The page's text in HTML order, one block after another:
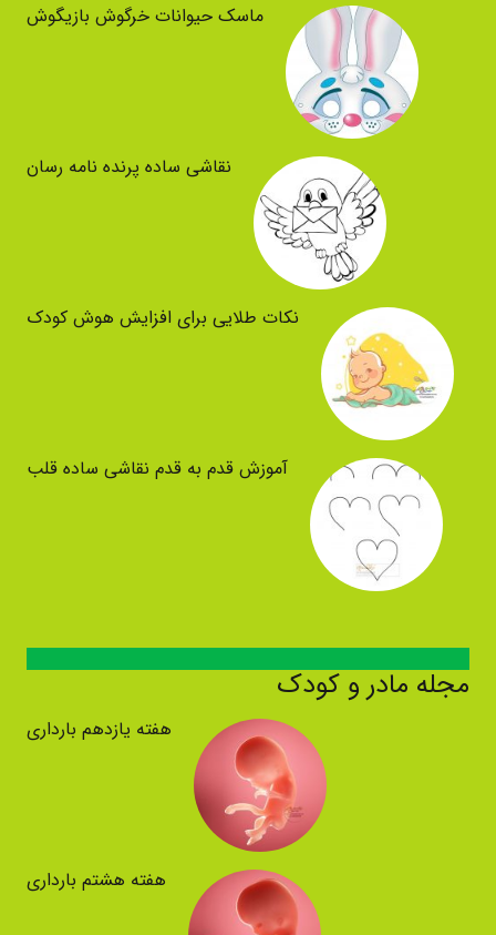
ماسک حیوانات خرگوش بازیگوش
نقاشی ساده پرنده نامه رسان
نکات طلایی برای افزایش هوش کودک
آموزش قدم به قدم نقاشی ساده قلب
مجله مادر و کودک
هفته یازدهم بارداری
هفته هشتم بارداری